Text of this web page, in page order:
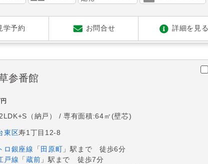
学予約 お問合せ 詳細を見る
参番館
（納戸） 専有面積:64㎡(壁芯)
東区寿1丁目12-8
ロ銀座線 「 田原町 」駅まで 徒歩6分
戸線 「 蔵前 」駅まで 徒歩7分